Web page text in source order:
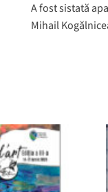
A fost sistată
Mihail